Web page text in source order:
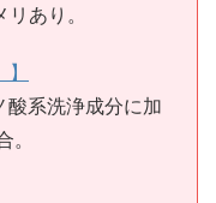
あり。
系洗浄成分に加